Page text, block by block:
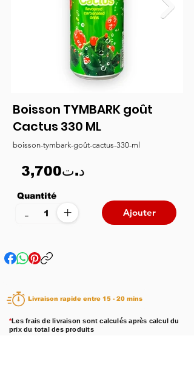
Boisson TYMBARK goût
Cactus 330 ML
boisson-tymbark-goût-cactus-330-ml
3,700د.ت
Quantité
+
- Ajouter
Livraison rapide entre 15 - 20 mins
*Les frais de livraison sont calculés après calcul du
prix du total des produits